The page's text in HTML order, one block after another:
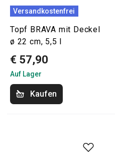
Versandkostenfrei
Topf BRAVA mit Deckel
ø 22 cm, 5,5 l
€ 57,90
Auf Lager
Kaufen